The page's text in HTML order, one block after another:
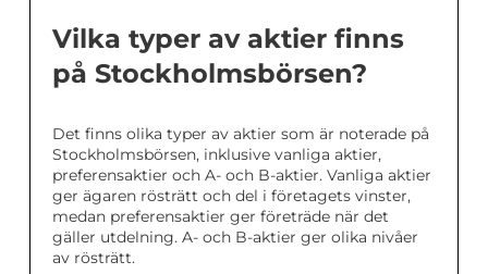
Vilka typer av aktier finns
på Stockholmsbörsen?
Det finns olika typer av aktier som är noterade på
Stockholmsbörsen, inklusive vanliga aktier,
preferensaktier och A- och B-aktier. Vanliga aktier
ger ägaren rösträtt och del i företagets vinster,
medan preferensaktier ger företräde när det
gäller utdelning. A- och B-aktier ger olika nivåer
av rösträtt.